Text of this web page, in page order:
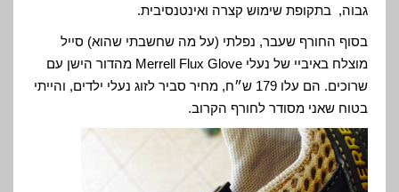
גבוה, בתקופת שימוש קצרה ואינטנסיבית.
בסוף החורף שעבר, נפלתי (על מה שחשבתי שהוא) סייל
מוצלח באיביי של נעלי Merrell Flux Glove מהדור הישן עם
שרוכים. הם עלו 179 ש״ח, מחיר סביר לזוג נעלי ילדים, והייתי
בטוח שאני מסודר לחורף הקרוב.